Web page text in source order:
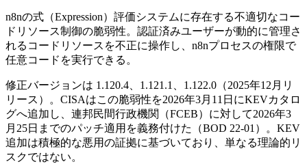
n8nの式（Expression）評価システムに存在する不適切なコー
ドリソース制御の脆弱性。認証済みユーザーが動的に管理さ
れるコードリソースを不正に操作し、n8nプロセスの権限で
任意コードを実行できる。
修正バージョンは 1.120.4、1.121.1、1.122.0（2025年12月リ
リース）。CISAはこの脆弱性を2026年3月11日にKEVカタロ
グへ追加し、連邦民間行政機関（FCEB）に対して2026年3
月25日までのパッチ適用を義務付けた（BOD 22-01）。KEV
追加は積極的な悪用の証拠に基づいており、単なる理論的リ
スクではない。